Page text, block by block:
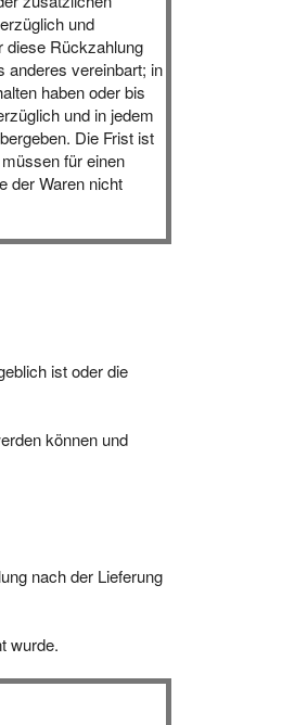
und
diese Rückzahlung
anderes vereinbart; in
haben oder bis
und in jedem
Die Frist ist
für einen
der Waren nicht
ist oder die
können und
nach der Lieferung
wurde.